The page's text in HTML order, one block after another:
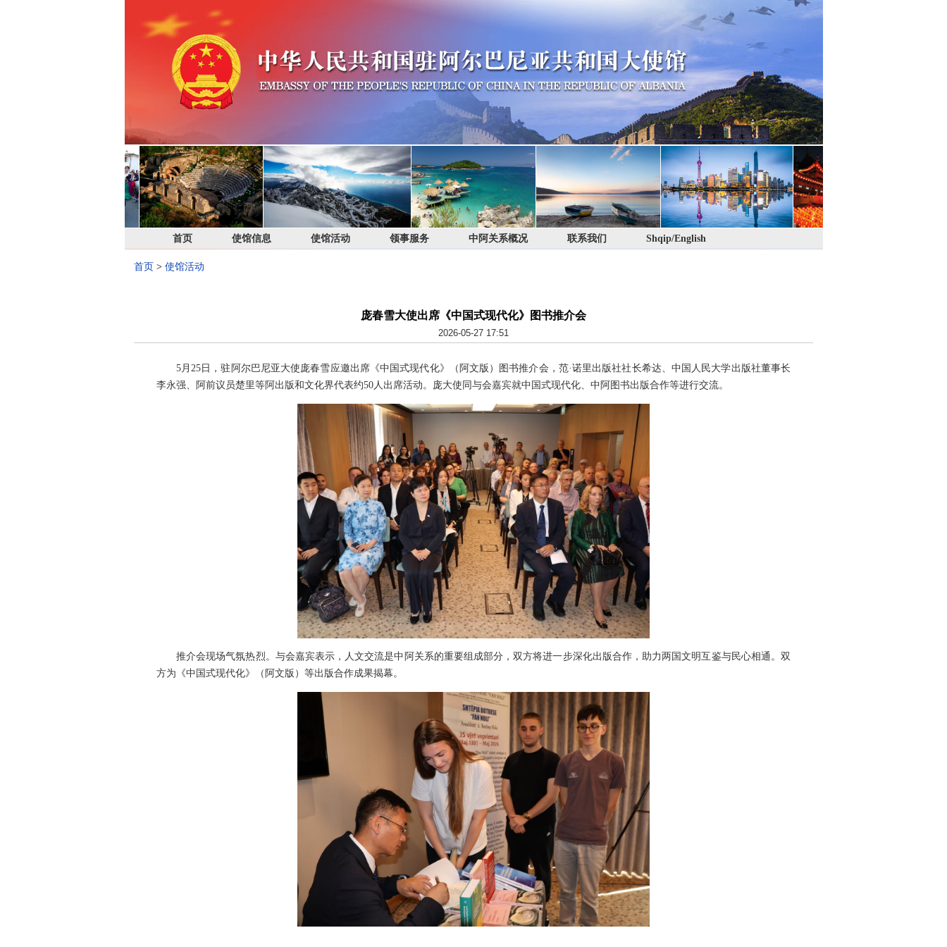
首页 使馆信息 使馆活动 领事服务 中阿关系概况 联系我们 Shqip/English
首页 > 使馆活动
庞春雪大使出席《中国式现代化》图书推介会
2026-05-27 17:51
5月25日，驻阿尔巴尼亚大使庞春雪应邀出席《中国式现代化》（阿文版）图书推介会，范·诺里出版社社长希达、中国人民大学出版社董事长
李永强、阿前议员楚里等阿出版和文化界代表约50人出席活动。庞大使同与会嘉宾就中国式现代化、中阿图书出版合作等进行交流。
推介会现场气氛热烈。与会嘉宾表示，人文交流是中阿关系的重要组成部分，双方将进一步深化出版合作，助力两国文明互鉴与民心相通。双
方为《中国式现代化》（阿文版）等出版合作成果揭幕。